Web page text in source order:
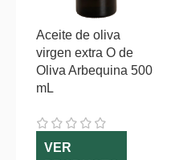
Aceite de oliva
virgen extra O de
Oliva Arbequina 500
mL
VER